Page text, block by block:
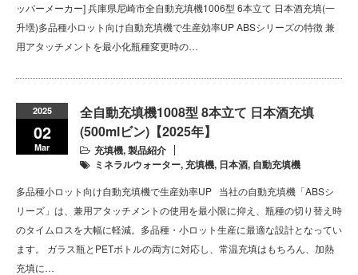
ッパーメーカー] 兵庫県尼崎市全自動充填機1006型 6本立て 日本酒充填(一
升壜)多品種小ロット向け自動充填機で生産効率UP ABSシリーズの特徴 兼
用アタッチメントを最小化瓶種変更時の…
2025
02
Mar
全自動充填機1008型 8本立て 日本酒充填
(500mlビン)【2025年】
充填機,製品紹介
ミネラルウォーター,充填機, 日本酒, 自動充填機
多品種小ロット向け自動充填機で生産効率UP 当社の自動充填機「ABSシ
リーズ」は、兼用アタッチメントの使用を最小限に抑え、瓶種の切り替え時
のタイムロスを大幅に軽減。多品種・小ロット生産に最適な設計となってい
ます。 ガラス瓶とPETボトルの両方に対応し、常温充填はもちろん、加熱
充填に…